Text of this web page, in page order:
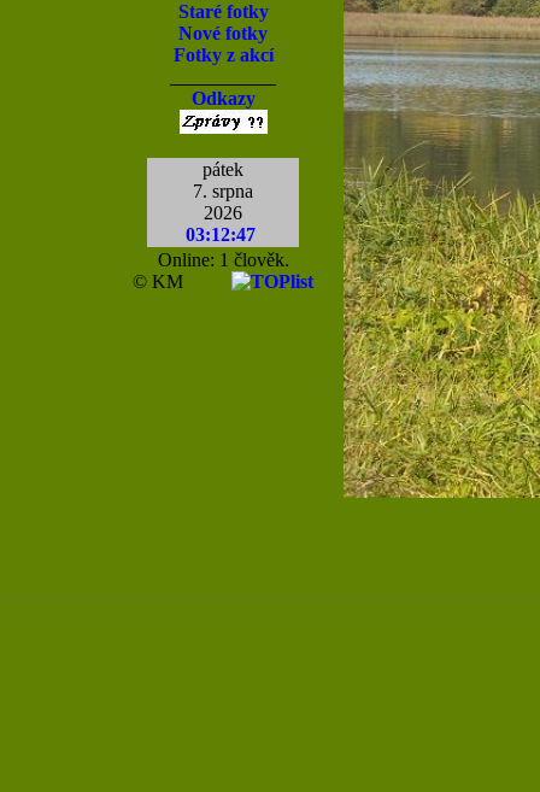
Staré fotky
Nové fotky
Fotky z akcí
Odkazy
pátek
7. srpna
2026
03:12:47
Online: 1 člověk.
© KM